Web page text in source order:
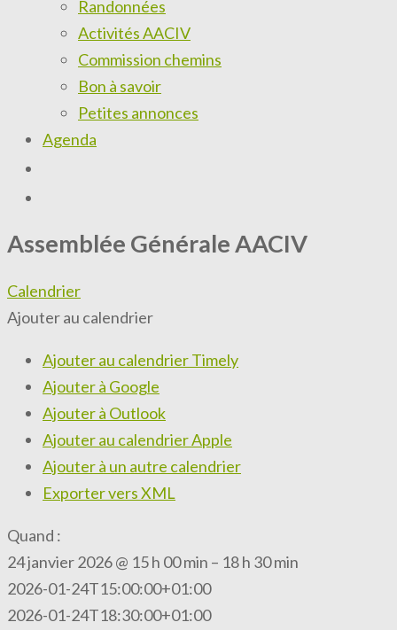
Randonnées
Activités AACIV
Commission chemins
Bon à savoir
Petites annonces
Agenda
Assemblée Générale AACIV
Calendrier
Ajouter au calendrier
Ajouter au calendrier Timely
Ajouter à Google
Ajouter à Outlook
Ajouter au calendrier Apple
Ajouter à un autre calendrier
Exporter vers XML
Quand :
24 janvier 2026 @ 15 h 00 min – 18 h 30 min
2026-01-24T15:00:00+01:00
2026-01-24T18:30:00+01:00